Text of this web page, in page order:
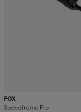
FOX
Speedframe Pro